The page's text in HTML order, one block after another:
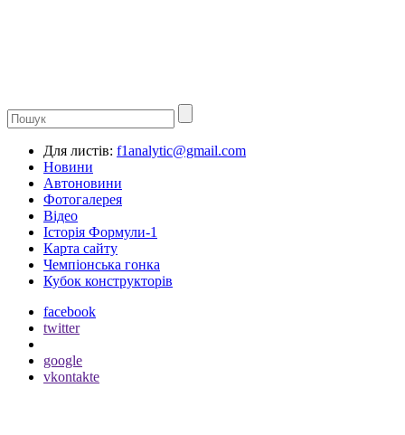
Для листів: f1analytic@gmail.com
Новини
Автоновини
Фотогалерея
Відео
Історія Формули-1
Карта сайту
Чемпіонська гонка
Кубок конструкторів
facebook
twitter
google
vkontakte